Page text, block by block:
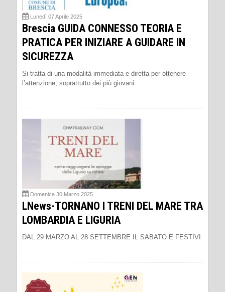
Lunedì 07 Aprile 2025
Brescia GUIDA CONNESSO TEORIA E
PRATICA PER INIZIARE A GUIDARE IN
SICUREZZA
Si tratta di una modalità immediata e diretta per ottenere
l’attenzione, soprattutto dei più giovani
Domenica 30 Marzo 2025
LNews-TORNANO I TRENI DEL MARE TRA
LOMBARDIA E LIGURIA
DAL 29 MARZO AL 28 SETTEMBRE IL SABATO E FESTIVI